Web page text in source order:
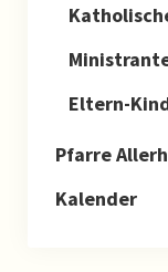
Eltern-
Pfarre
Kalender